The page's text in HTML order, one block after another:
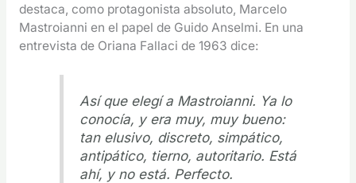
destaca, como protagonista absoluto, Marcelo
Mastroianni en el papel de Guido Anselmi. En una
entrevista de Oriana Fallaci de 1963 dice:
Así que elegí a Mastroianni. Ya lo
conocía, y era muy, muy bueno:
tan elusivo, discreto, simpático,
antipático, tierno, autoritario. Está
ahí, y no está. Perfecto.